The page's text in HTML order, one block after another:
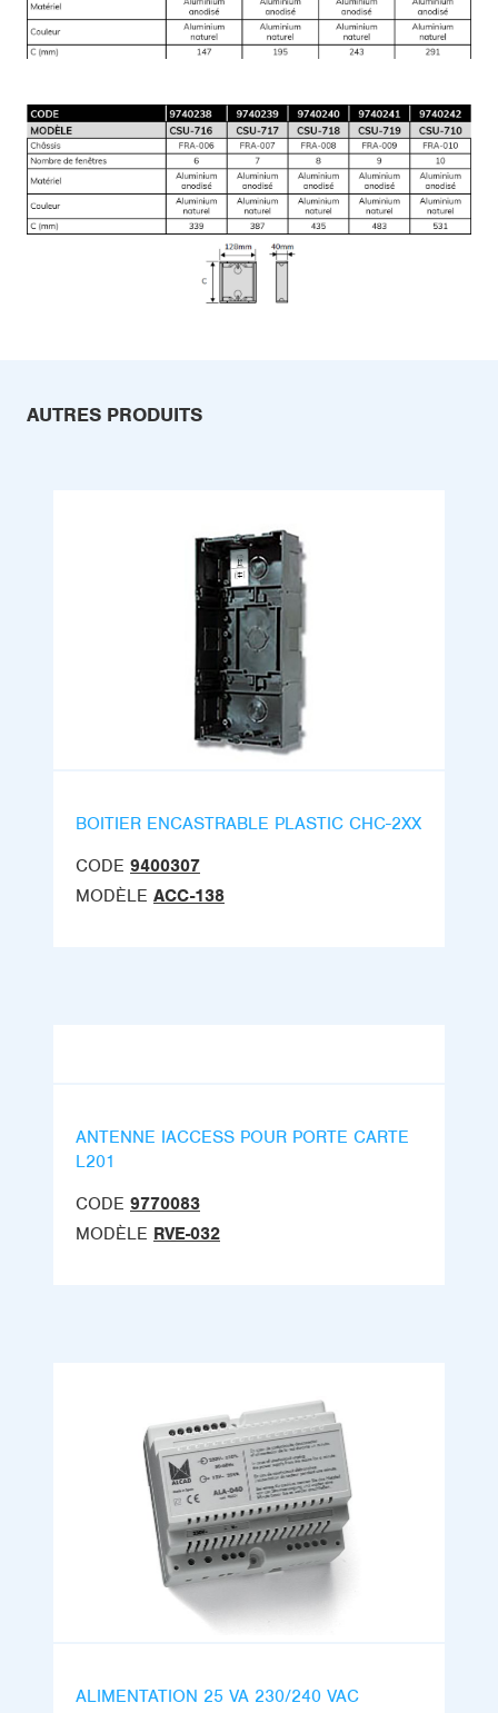
AUTRES PRODUITS
BOITIER ENCASTRABLE PLASTIC CHC-2XX
CODE 9400307
MODÈLE ACC-138
ANTENNE IACCESS POUR PORTE CARTE
L201
CODE 9770083
MODÈLE RVE-032
ALIMENTATION 25 VA 230/240 VAC